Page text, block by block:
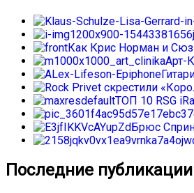
Как Крис Норман и
Арт-
ТОП 10 RSG
Брюс
Последние публикации